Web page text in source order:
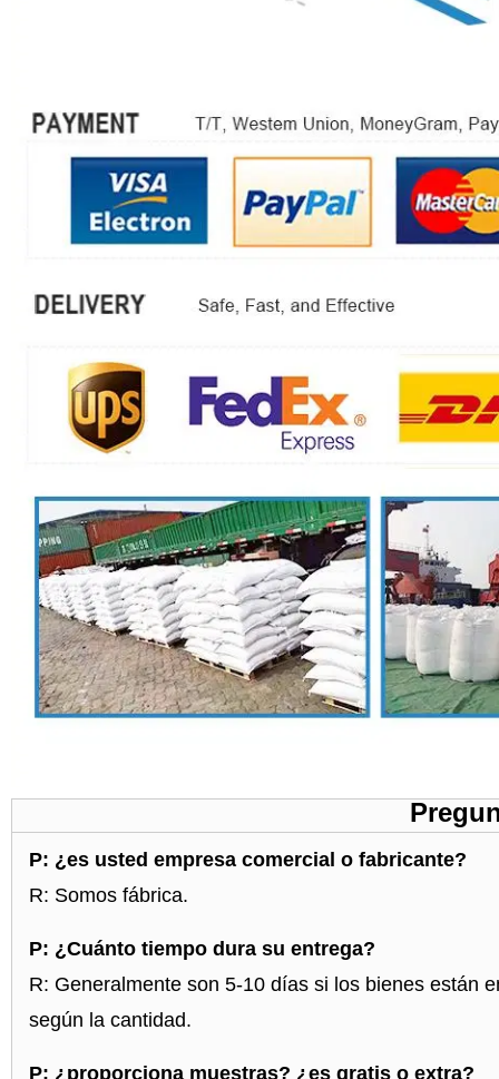
P: ¿es usted empresa comercial o fabricante?
R: Somos fábrica.
P: ¿Cuánto tiempo dura su entrega?
R: Generalmente son 5-10 días si los bienes están
según la cantidad.
P: ¿proporciona muestras? ¿es gratis o extra?